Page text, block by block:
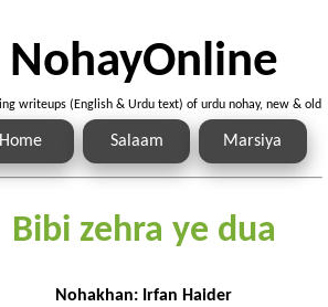
NohayOnline
writeups (English & Urdu text) of urdu nohay, new & old
Home Salaam Marsiya
Bibi zehra ye dua
Nohakhan: Irfan Haider